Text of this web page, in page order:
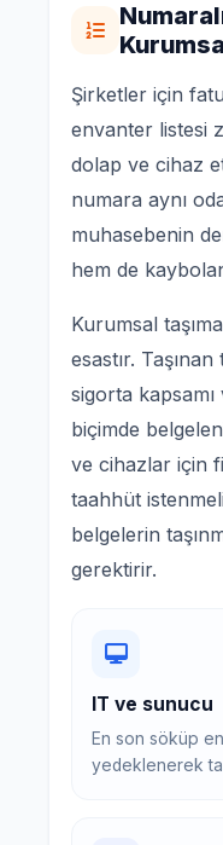
Şirketler için
envanter listesi
dolap ve cihaz
numara aynı
muhasebenin
hem de
Kurumsal
esastır.
sigorta
biçimde
ve cihazlar için
taahhüt
belgelerin
gerektirir.
IT ve sunucu
En son söküp
yedeklenerek